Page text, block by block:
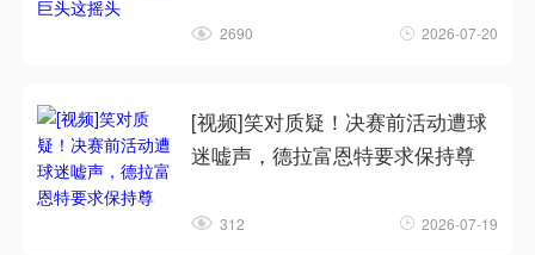
2690 2026-07-20
[视频]笑对质疑！决赛前活动遭球
迷嘘声，德拉富恩特要求保持尊
312 2026-07-19